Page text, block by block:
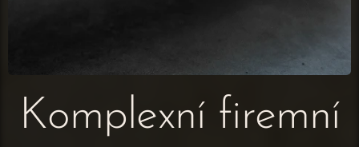
Komplexní firemní